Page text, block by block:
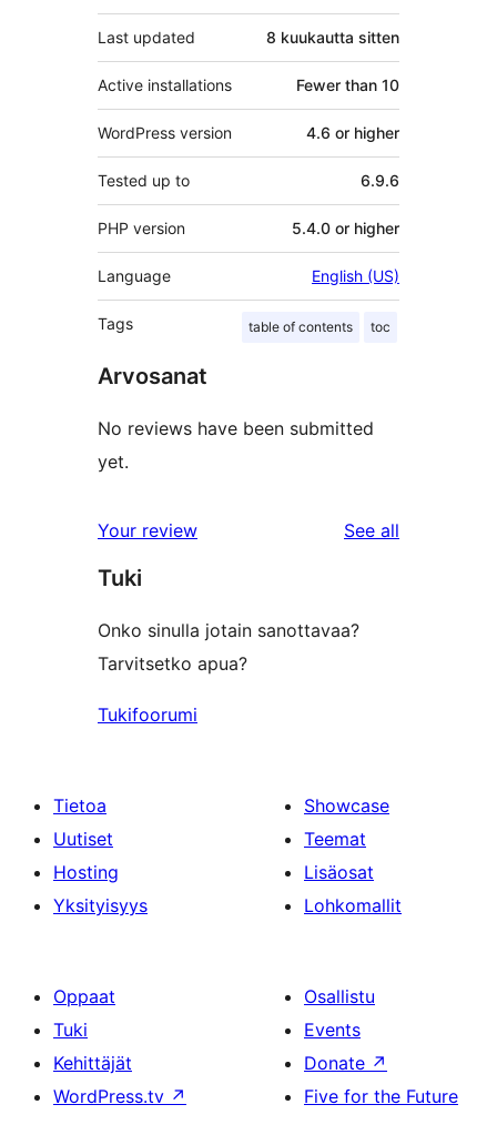
Last updated 8 kuukautta sitten
Active installations Fewer than 10
WordPress version 4.6 or higher
Tested up to 6.9.6
PHP version 5.4.0 or higher
Language English (US)
Tags table of contents toc
Arvosanat
No reviews have been submitted
yet.
Your review See all
Tuki
Onko sinulla jotain sanottavaa?
Tarvitsetko apua?
Tukifoorumi
Tietoa
Uutiset
Hosting
Yksityisyys
Showcase
Teemat
Lisäosat
Lohkomallit
Oppaat
Tuki
Kehittäjät
WordPress.tv ↗
Osallistu
Events
Donate ↗
Five for the Future